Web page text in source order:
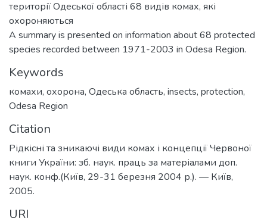
території Одеської області 68 видів комах, які
охороняються
A summary is presented on information about 68 protected
species recorded between 1971-2003 in Odesa Region.
Keywords
комахи, охорона, Одеська область, insects, protection,
Odesa Region
Citation
Рідкісні та зникаючі види комах і концепції Червоної
книги України: зб. наук. праць за матеріалами доп.
наук. конф.(Київ, 29-31 березня 2004 р.). — Київ,
2005.
URI